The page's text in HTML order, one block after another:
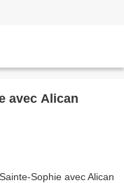
avec Alican